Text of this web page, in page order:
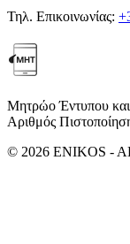
Τηλ. Επικοινωνίας:
Μητρώο Έντυπου
Αριθμός
© 2026 ENIKOS -